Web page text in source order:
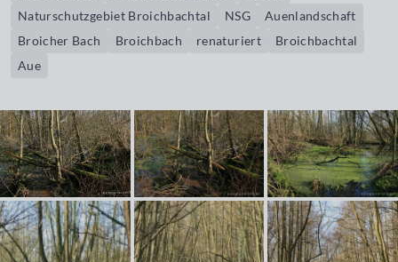
Naturschutzgebiet Broichbachtal
NSG
Auenlandschaft
Broicher Bach
Broichbach renaturiert
Broichbachtal
Aue